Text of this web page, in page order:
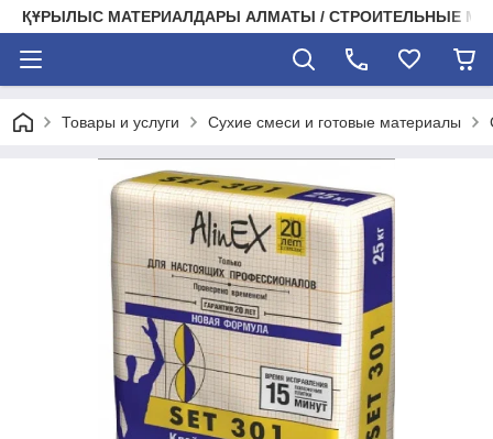
ҚҰРЫЛЫС МАТЕРИАЛДАРЫ АЛМАТЫ / СТРОИТЕЛЬНЫЕ
Товары и услуги Сухие смеси и готовые материалы